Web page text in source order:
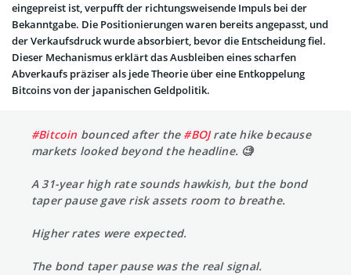
eingepreist ist, verpufft der richtungsweisende Impuls bei der
Bekanntgabe. Die Positionierungen waren bereits angepasst, und
der Verkaufsdruck wurde absorbiert, bevor die Entscheidung fiel.
Dieser Mechanismus erklärt das Ausbleiben eines scharfen
Abverkaufs präziser als jede Theorie über eine Entkoppelung
Bitcoins von der japanischen Geldpolitik.
#Bitcoin bounced after the #BOJrate hike because
markets looked beyond the headline. 🧐
A 31-year high rate sounds hawkish, but the bond
taper pause gave risk assets room to breathe.
Higher rates were expected.
The bond taper pause was the real signal.